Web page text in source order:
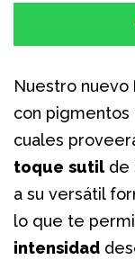
INGRESAR
cantidad
de
artículos
Nuestro nuevo
con pigmentos
cuales
toque sutil de
a su versátil
lo que te
intensidad